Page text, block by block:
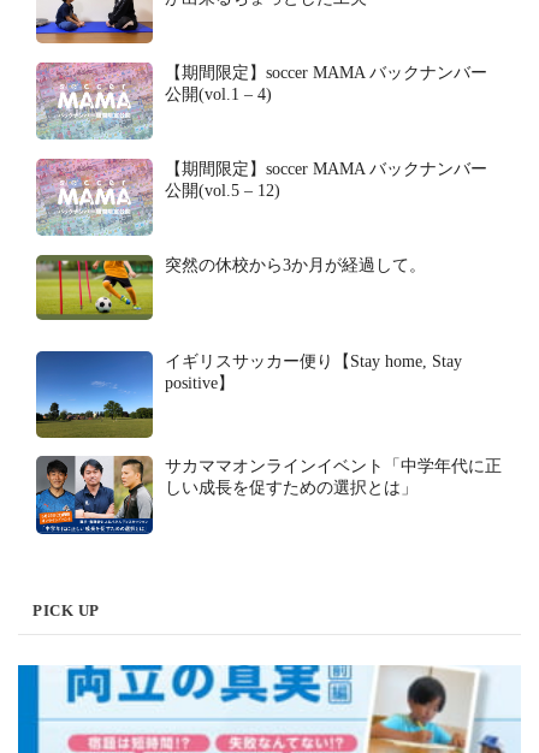
【期間限定】soccer MAMA バックナンバー
公開(vol.1 – 4)
【期間限定】soccer MAMA バックナンバー
公開(vol.5 – 12)
突然の休校から3か月が経過して。
イギリスサッカー便り【Stay home, Stay
positive】
サカママオンラインイベント「中学年代に正
しい成長を促すための選択とは」
PICK UP